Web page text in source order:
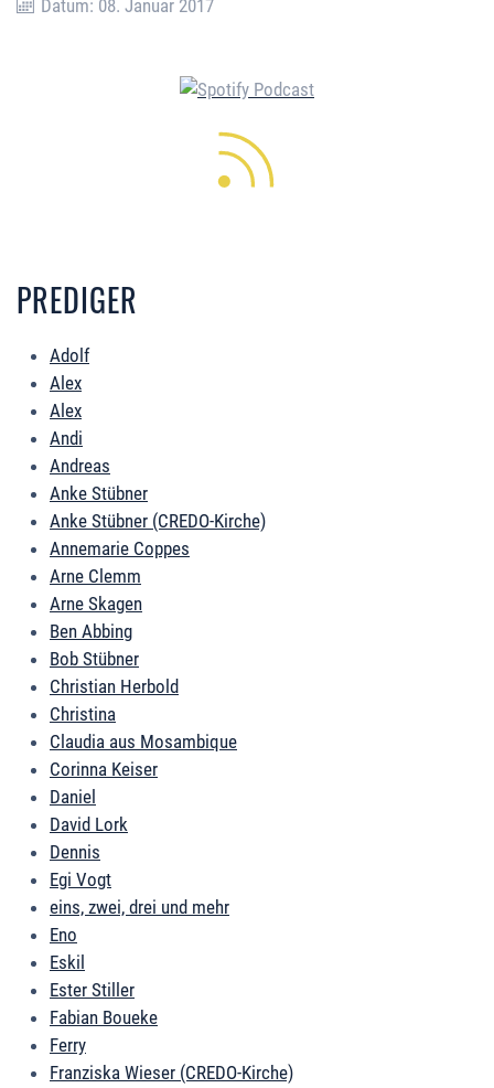
Datum: 08. Januar 2017
PREDIGER
Adolf
Alex
Alex
Andi
Andreas
Anke Stübner
Anke Stübner (CREDO-Kirche)
Annemarie Coppes
Arne Clemm
Arne Skagen
Ben Abbing
Bob Stübner
Christian Herbold
Christina
Claudia aus Mosambique
Corinna Keiser
Daniel
David Lork
Dennis
Egi Vogt
eins, zwei, drei und mehr
Eno
Eskil
Ester Stiller
Fabian Boueke
Ferry
Franziska Wieser (CREDO-Kirche)